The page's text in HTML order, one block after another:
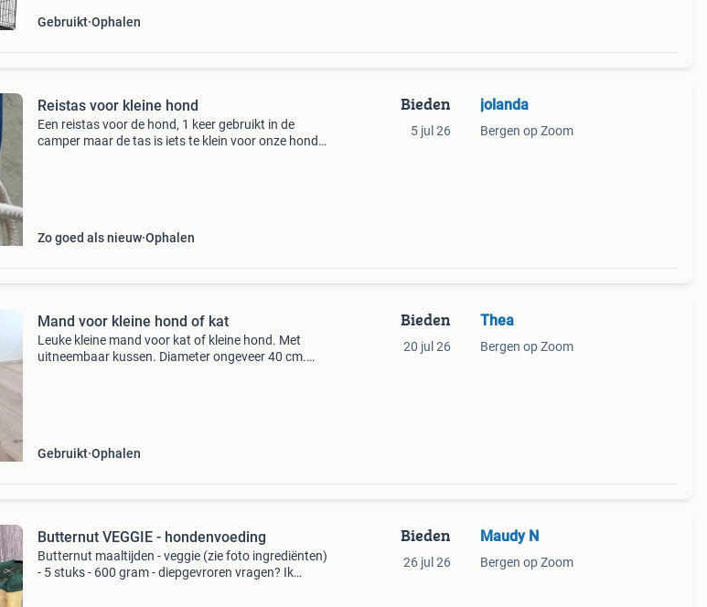
Gebruikt Ophalen
Reistas voor kleine hond
Een reistas voor de hond, 1 keer gebruikt in de
camper maar de tas is iets te klein voor onze hond
Zo goed als nieuw Ophalen
Bieden
5 jul 26
jolanda
Bergen op Zoom
Mand voor kleine hond of kat
Leuke kleine mand voor kat of kleine hond. Met
uitneembaar kussen. Diameter ongeveer 40 cm.
Gebruikt Ophalen
Bieden
20 jul 26
Thea
Bergen op Zoom
Butternut VEGGIE - hondenvoeding
Butternut maaltijden - veggie (zie foto ingrediënten)
- 5 stuks - 600 gram - diepgevroren vragen? Ik
Bieden
26 jul 26
Maudy N
Bergen op Zoom